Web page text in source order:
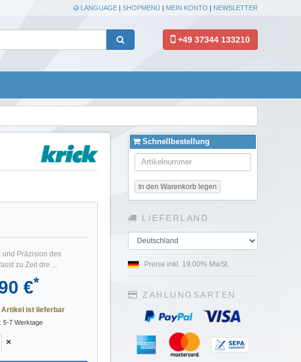
LANGUAGE | SHOPMENÜ | MEIN KONTO | NEWSLETTER
+49 37344 133210
und Präzision des
zu Zeit dre ...
€*
Artikel ist lieferbar
5-7 Werktage
×
Schnellbestellung
In den Warenkorb legen
LIEFERLAND
Land
Preise inkl. 19.00% MwSt.
ZAHLUNGSARTEN